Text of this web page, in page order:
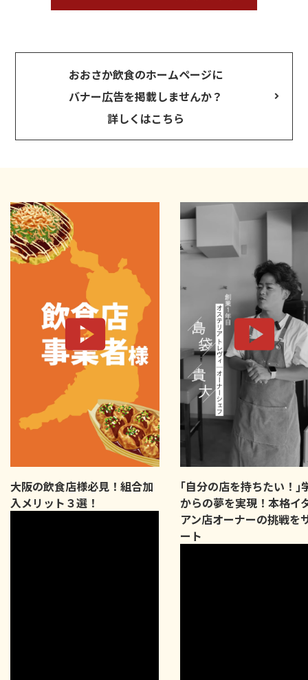
おおさか飲食のホームページに
バナー広告を掲載しませんか？
詳しくはこちら
大阪の飲食店様必見！組合加
入メリット３選！
｢自分の店を持ちたい！｣
からの夢を実現！本格イ
アン店オーナーの挑戦を
ート